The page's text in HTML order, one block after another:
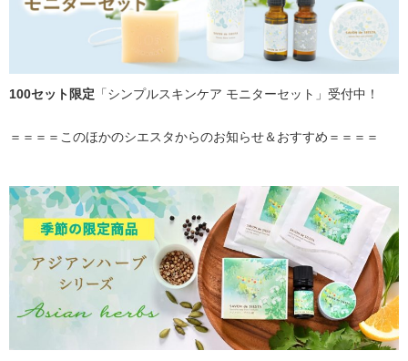
100セット限定 「シンプルスキンケア モニターセット」受付中！
＝＝＝＝このほかのシエスタからのお知らせ＆おすすめ＝＝＝＝